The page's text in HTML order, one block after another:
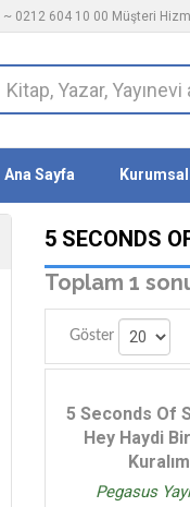
~ 0212 604 10 00 Müşteri
Ana Sayfa Kurumsal
5 SECONDS
Toplam 1
Göster
5 Seconds Of
Hey Haydi
Kuralım
Pegasus